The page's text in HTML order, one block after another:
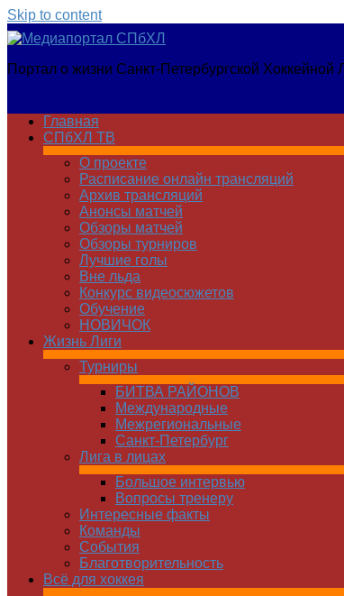
Skip to content
Медиапортал
Портал о жизни Санкт-Петербургской Хоккейной
Главная
СПбХЛ ТВ
О проекте
Расписание онлайн трансляций
Архив трансляций
Анонсы матчей
Обзоры матчей
Обзоры турниров
Лучшие голы
Вне льда
Конкурс видеосюжетов
Обучение
НОВИЧОК
Жизнь Лиги
Турниры
БИТВА РАЙОНОВ
Международные
Межрегиональные
Санкт-Петербург
Лига в лицах
Большое интервью
Вопросы тренеру
Интересные факты
Команды
Cобытия
Благотворительность
Всё для хоккея